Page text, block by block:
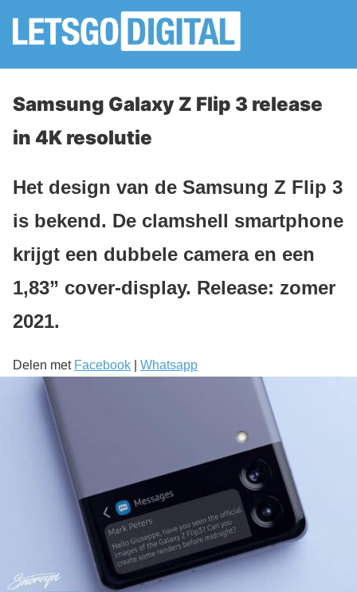
Samsung Galaxy Z Flip 3 release
in 4K resolutie
Het design van de Samsung Z Flip 3
is bekend. De clamshell smartphone
krijgt een dubbele camera en een
1,83” cover-display. Release: zomer
2021.
Delen met Facebook Whatsapp